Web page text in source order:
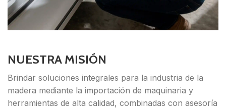
NUESTRA MISIÓN
Brindar soluciones integrales para la industria de la
madera mediante la importación de maquinaria y
herramientas de alta calidad, combinadas con asesoría